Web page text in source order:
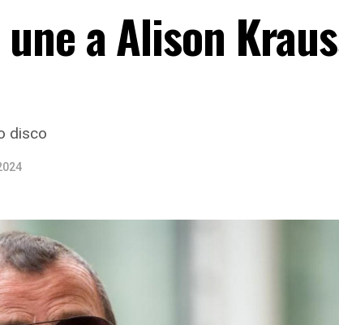
a Alison
disco